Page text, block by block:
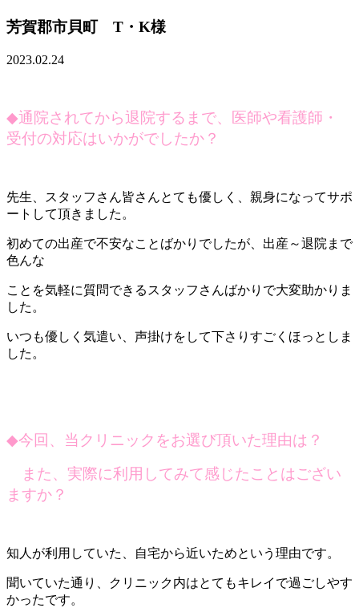
芳賀郡市貝町 T・K様
2023.02.24
◆通院されてから退院するまで、医師や看護師・
受付の対応はいかがでしたか？
先生、スタッフさん皆さんとても優しく、親身になってサポ
ートして頂きました。
初めての出産で不安なことばかりでしたが、出産～退院まで
色んな
ことを気軽に質問できるスタッフさんばかりで大変助かりま
した。
いつも優しく気遣い、声掛けをして下さりすごくほっとしま
した。
◆今回、当クリニックをお選び頂いた理由は？
また、実際に利用してみて感じたことはござい
ますか？
知人が利用していた、自宅から近いためという理由です。
聞いていた通り、クリニック内はとてもキレイで過ごしやす
かったです。